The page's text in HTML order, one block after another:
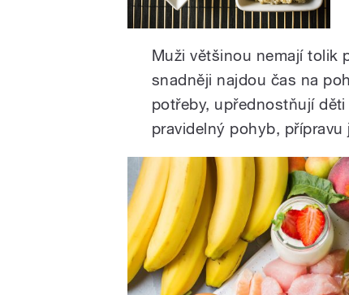
Muži většinou nemají tolik
snadněji najdou čas na
potřeby, upřednostňují
pravidelný pohyb, přípravu